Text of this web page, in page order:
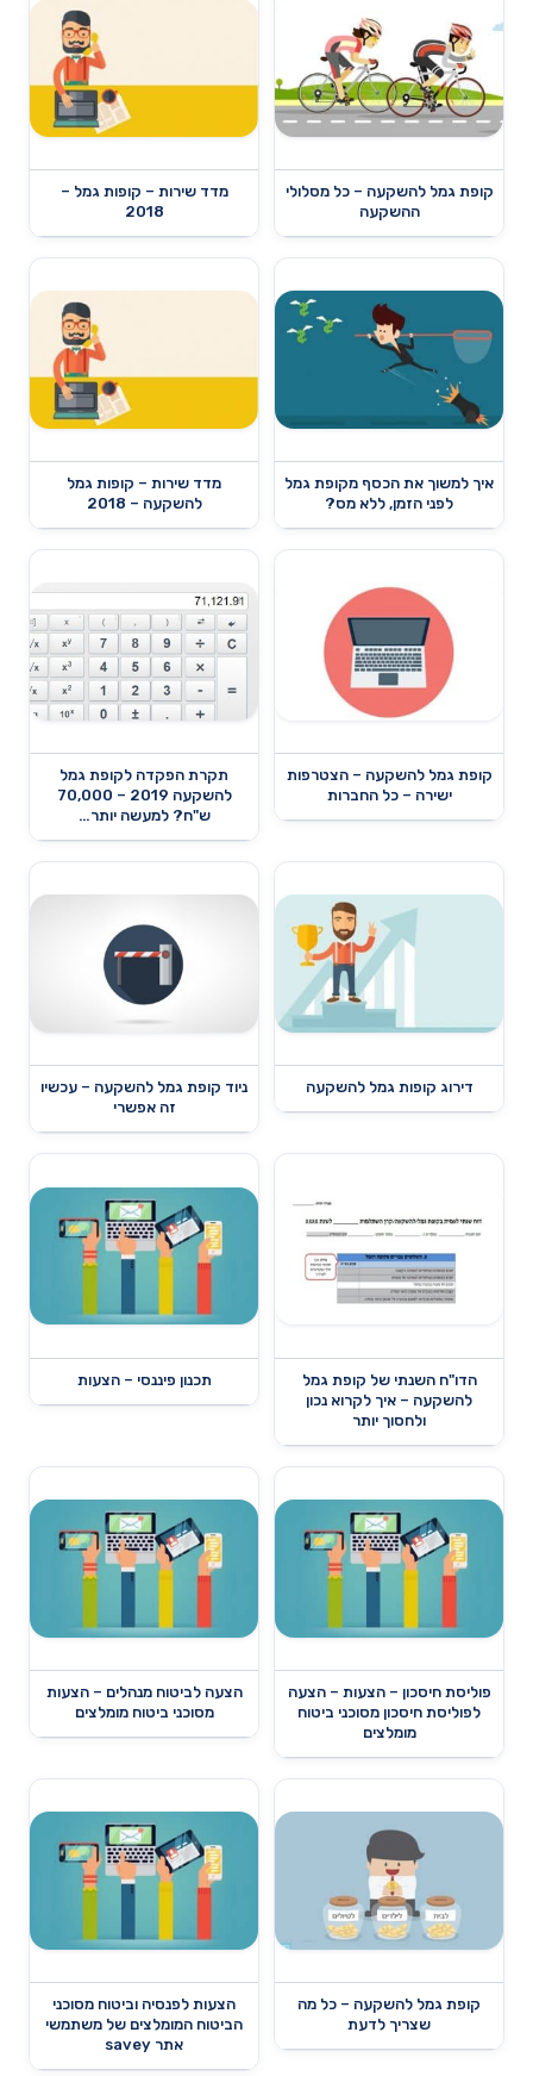
קופת גמל להשקעה – כל מסלולי
ההשקעה
מדד שירות – קופות גמל –
2018
איך למשוך את הכסף מקופת גמל
לפני הזמן, ללא מס?
מדד שירות – קופות גמל
להשקעה – 2018
קופת גמל להשקעה – הצטרפות
ישירה – כל החברות
תקרת הפקדה לקופת גמל
להשקעה 2019 – 70,000
ש"ח? למעשה יותר…
דירוג קופות גמל להשקעה
ניוד קופת גמל להשקעה – עכשיו
זה אפשרי
הדו"ח השנתי של קופת גמל
להשקעה – איך לקרוא נכון
ולחסוך יותר
תכנון פיננסי – הצעות
פוליסת חיסכון – הצעות – הצעה
לפוליסת חיסכון מסוכני ביטוח
מומלצים
הצעה לביטוח מנהלים – הצעות
מסוכני ביטוח מומלצים
קופת גמל להשקעה – כל מה
שצריך לדעת
הצעות לפנסיה וביטוח מסוכני
הביטוח המומלצים של משתמשי
אתר savey